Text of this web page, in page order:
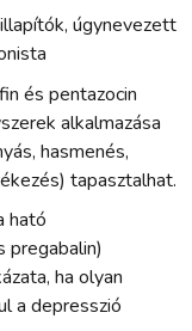
úgynevezett
és pentazocin
alkalmazása
hasmenés,
tapasztalhat.
ható
pregabalin)
ha olyan
a depresszió